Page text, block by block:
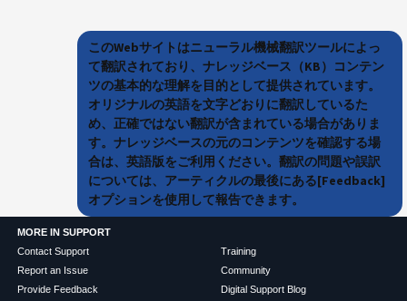
このWebサイトはニューラル機械翻訳ツールによっ
て翻訳されており、ナレッジベース（KB）コンテン
ツの基本的な理解を目的として提供されています。
オリジナルの英語を文字どおりに翻訳しているた
め、正確ではない翻訳が含まれている場合がありま
す。ナレッジベースの元のコンテンツを確認する場
合は、英語版をご利用ください。翻訳の問題や誤訳
については、アーティクルの最後にある[Feedback]
オプションを使用して報告できます。
MORE IN SUPPORT
Contact Support
Report an Issue
Provide Feedback
Training
Community
Digital Support Blog